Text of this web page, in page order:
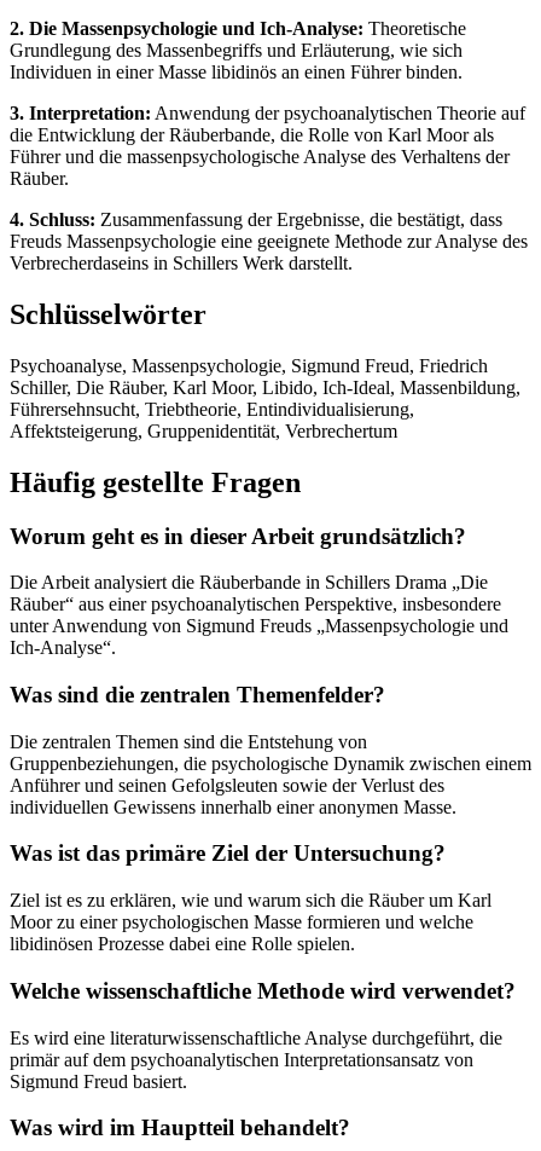
2. Die Massenpsychologie und Ich-Analyse: Theoretische
Grundlegung des Massenbegriffs und Erläuterung, wie sich
Individuen in einer Masse libidinös an einen Führer binden.
3. Interpretation: Anwendung der psychoanalytischen Theorie auf
die Entwicklung der Räuberbande, die Rolle von Karl Moor als
Führer und die massenpsychologische Analyse des Verhaltens der
Räuber.
4. Schluss: Zusammenfassung der Ergebnisse, die bestätigt, dass
Freuds Massenpsychologie eine geeignete Methode zur Analyse des
Verbrecherdaseins in Schillers Werk darstellt.
Schlüsselwörter
Psychoanalyse, Massenpsychologie, Sigmund Freud, Friedrich
Schiller, Die Räuber, Karl Moor, Libido, Ich-Ideal, Massenbildung,
Führersehnsucht, Triebtheorie, Entindividualisierung,
Affektsteigerung, Gruppenidentität, Verbrechertum
Häufig gestellte Fragen
Worum geht es in dieser Arbeit grundsätzlich?
Die Arbeit analysiert die Räuberbande in Schillers Drama „Die
Räuber“ aus einer psychoanalytischen Perspektive, insbesondere
unter Anwendung von Sigmund Freuds „Massenpsychologie und
Ich-Analyse“.
Was sind die zentralen Themenfelder?
Die zentralen Themen sind die Entstehung von
Gruppenbeziehungen, die psychologische Dynamik zwischen einem
Anführer und seinen Gefolgsleuten sowie der Verlust des
individuellen Gewissens innerhalb einer anonymen Masse.
Was ist das primäre Ziel der Untersuchung?
Ziel ist es zu erklären, wie und warum sich die Räuber um Karl
Moor zu einer psychologischen Masse formieren und welche
libidinösen Prozesse dabei eine Rolle spielen.
Welche wissenschaftliche Methode wird verwendet?
Es wird eine literaturwissenschaftliche Analyse durchgeführt, die
primär auf dem psychoanalytischen Interpretationsansatz von
Sigmund Freud basiert.
Was wird im Hauptteil behandelt?